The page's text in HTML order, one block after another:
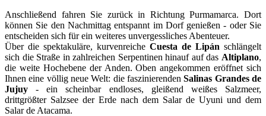
Anschließend fahren Sie zurück in Richtung Purmamarca. Dort
können Sie den Nachmittag entspannt im Dorf genießen - oder Sie
entscheiden sich für ein weiteres unvergessliches Abenteuer.
Über die spektakuläre, kurvenreiche Cuesta de Lipán schlängelt
sich die Straße in zahlreichen Serpentinen hinauf auf das Altiplano,
die weite Hochebene der Anden. Oben angekommen eröffnet sich
Ihnen eine völlig neue Welt: die faszinierendenSalinas Grandes de
Jujuy - ein scheinbar endloses, gleißend weißes Salzmeer,
drittgrößter Salzsee der Erde nach dem Salar de Uyuni und dem
Salar de Atacama.